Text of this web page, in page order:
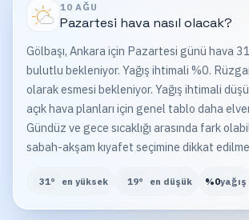
10 AĞU
Pazartesi hava nasıl olacak?
Gölbaşı, Ankara için Pazartesi günü hava
bulutlu bekleniyor. Yağış ihtimali %0.
olarak esmesi bekleniyor. Yağış ihtimali
açık hava planları için genel tablo daha
Gündüz ve gece sıcaklığı arasında fark
sabah-akşam kıyafet seçimine dikkat
31° en yüksek 19° en düşük %0yağış